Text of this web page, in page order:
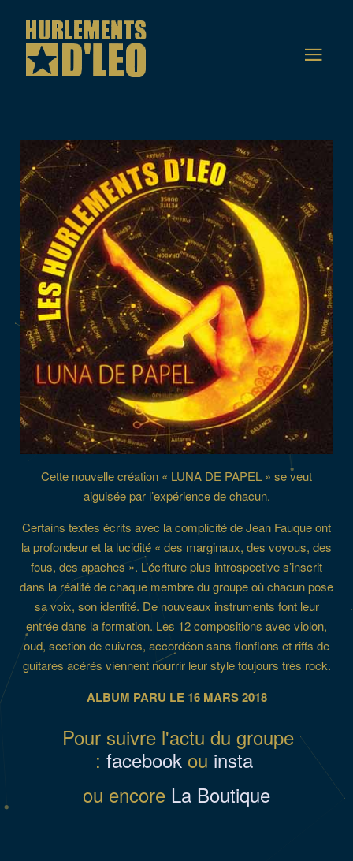
Cette nouvelle création « LUNA DE PAPEL » se veut
aiguisée par l’expérience de chacun.
Certains textes écrits avec la complicité de Jean Fauque ont
la profondeur et la lucidité « des marginaux, des voyous, des
fous, des apaches ». L’écriture plus introspective s’inscrit
dans la réalité de chaque membre du groupe où chacun pose
sa voix, son identité. De nouveaux instruments font leur
entrée dans la formation. Les 12 compositions avec violon,
oud, section de cuivres, accordéon sans flonflons et riffs de
guitares acérés viennent nourrir leur style toujours très rock.
ALBUM PARU LE 16 MARS 2018
Pour suivre l'actu du groupe
: facebookou insta
ou encore La Boutique